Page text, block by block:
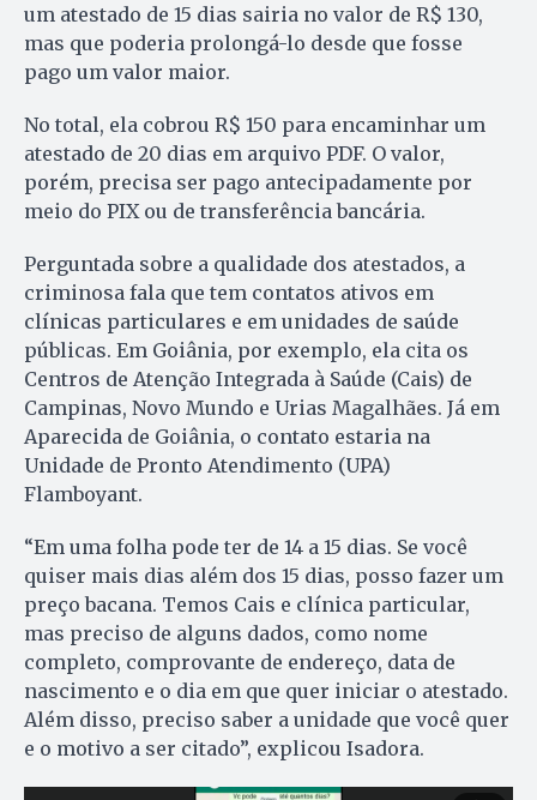
um atestado de 15 dias sairia no valor de R$ 130,
mas que poderia prolongá-lo desde que fosse
pago um valor maior.
No total, ela cobrou R$ 150 para encaminhar um
atestado de 20 dias em arquivo PDF. O valor,
porém, precisa ser pago antecipadamente por
meio do PIX ou de transferência bancária.
Perguntada sobre a qualidade dos atestados, a
criminosa fala que tem contatos ativos em
clínicas particulares e em unidades de saúde
públicas. Em Goiânia, por exemplo, ela cita os
Centros de Atenção Integrada à Saúde (Cais) de
Campinas, Novo Mundo e Urias Magalhães. Já em
Aparecida de Goiânia, o contato estaria na
Unidade de Pronto Atendimento (UPA)
Flamboyant.
“Em uma folha pode ter de 14 a 15 dias. Se você
quiser mais dias além dos 15 dias, posso fazer um
preço bacana. Temos Cais e clínica particular,
mas preciso de alguns dados, como nome
completo, comprovante de endereço, data de
nascimento e o dia em que quer iniciar o atestado.
Além disso, preciso saber a unidade que você quer
e o motivo a ser citado”, explicou Isadora.